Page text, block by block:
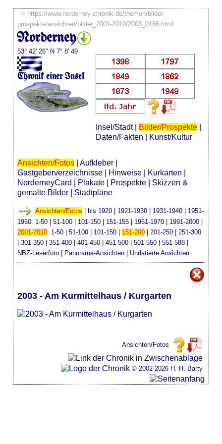
--> https://www.norderney-chronik.de/themen/bilder-
prospekte/ansichten/bilder_2001-2010/2003_0166.html
Norderney
53° 42' 26" N 7° 8' 49
Chronik einer Insel
Insel/Stadt| Bilder/Prospekte|
Daten/Fakten
Kunst/Kultur
Ansichten/Fotos |Aufkleber
Gastgeberverzeichnisse
Hinweise Kurkarten
NorderneyCard
Plakate Prospekte
Skizzen &
gemalte Bilder
Stadtpläne
Ansichten/Fotos bis 1920 1921-1930 1931-1940
1951-
1960: 1-50 |51-100 | 101-150 | 151-155 | 1961-1970 | 1991-2000 |
2001-2010: 1-50 |51-100 | 101-150 | 151-200 | 201-250 | 251-300
|301-350 |351-400 |401-450 |451-500 |501-550 |551-588 |
NBZ-Leserfoto | Panorama-Ansichten | Undatierte Ansichten
2003 - Am Kurmittelhaus / Kurgarten
Ansichten/Fotos
© 2002-2026 H.-H. Barty